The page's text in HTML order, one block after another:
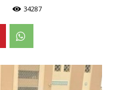
34287